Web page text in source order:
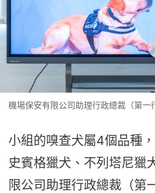
機場保安有限公司助理行政總裁（第一
小組的嗅查犬屬4個品種
史賓格獵犬、不列塔尼獵
限公司助理行政總裁（第